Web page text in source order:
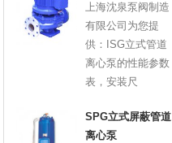
上海沈泉泵阀制造
有限公司为您提
供：ISG立式管道
离心泵的性能参数
表，安装尺
SPG立式屏蔽管道
离心泵